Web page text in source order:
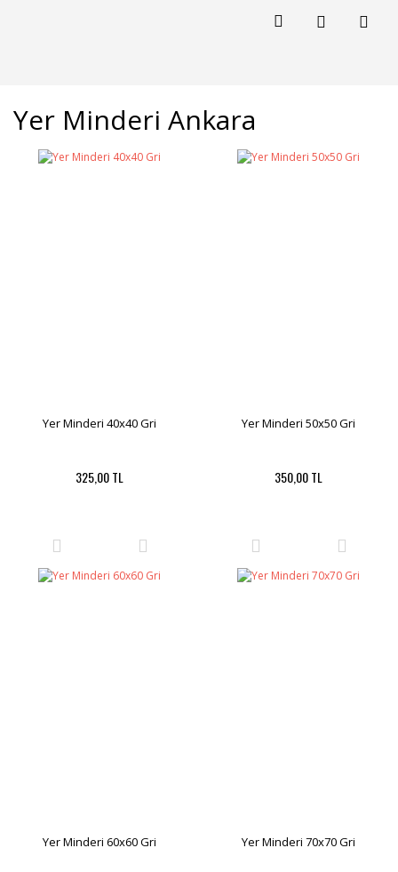
Yer Minderi Ankara
Yer Minderi 40x40 Gri
325,00 TL
Yer Minderi 50x50 Gri
350,00 TL
Yer Minderi 60x60 Gri Yer Minderi 70x70 Gri